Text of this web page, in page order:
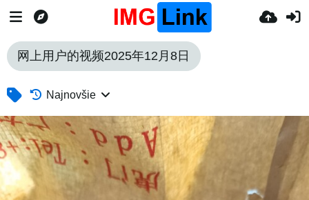
网上用户的视频2025年12月8日
Najnovšie